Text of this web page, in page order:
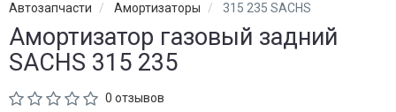
Автозапчасти Амортизаторы 315 235 SACHS
Амортизатор газовый задний
SACHS 315 235
0 отзывов